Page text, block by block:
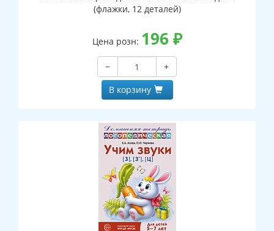
(флажки, 12 деталей)
Цена розн: 196 ₽
−
+
В корзину